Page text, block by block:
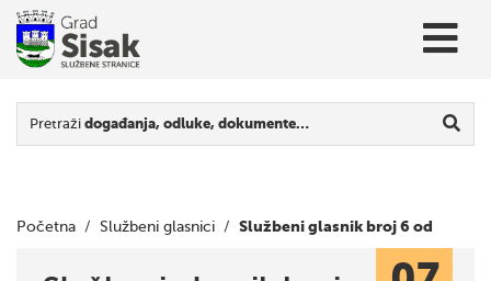
Pretraži događanja, odluke, dokumente…
Početna / Službeni glasnici / Službeni glasnik broj 6 od